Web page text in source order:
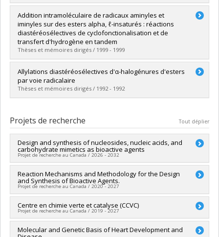
Diplômé(e) :Caron, Valérie
Cycle :Maîtrise
Diplôme obtenu :M. Sc.
Lien vers le document dans Papyrus
Addition intramoléculaire de radicaux aminyles et
iminyles sur des esters alpha, ℓ-insaturés : réactions
diastéréosélectives de cyclofonctionalisation et de
transfert d'hydrogène en tandem
Thèses et mémoires dirigés / 1999 - 1999
Diplômé(e) :Landry, Serge R.
Cycle :Maîtrise
Diplôme obtenu :M. Sc.
Lien vers le document dans Papyrus
Allylations diastéréosélectives d'α-halogénures d'esters
par voie radicalaire
Thèses et mémoires dirigés / 1992 - 1992
Cycle : Maîtrise
Diplôme obtenu :M. Sc.
Lien vers le document dans Papyrus
Projets de recherche Tout déplier
Design and synthesis of nucleosides, nucleic acids, and
carbohydrate mimetics as bioactive agents
Projet de recherche au Canada / 2026 - 2032
Chercheur principal :Yvan Guindon
Sources de financement :CRSNG/Conseil de recherches en
sciences naturelles et génie du Canada (CRSNG)
subvention à la découverte individuelle ou de groupe
Reaction Mechanisms and Methodology for the Design
and Synthesis of Bioactive Agents.
Projet de recherche au Canada / 2020 - 2027
Chercheur principal :Yvan Guindon
Sources de financement :CRSNG/Conseil de recherches en
sciences naturelles et génie du Canada (CRSNG)
Programmes de subvention : PVX20965-(RGP) Programme de
Centre en chimie verte et catalyse (CCVC)
Projet de recherche au Canada / 2019 - 2027
Chercheur principal :André Charette,Hélène Lebel
Molecular and Genetic Basis of Heart Development and